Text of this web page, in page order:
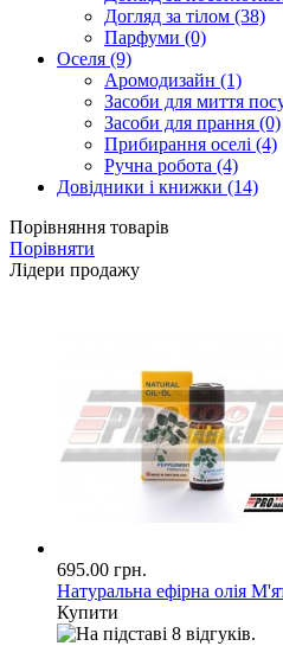
Догляд за тілом (38)
Парфуми (0)
Оселя (9)
Аромодизайн (1)
Засоби для миття
Засоби для прання (0)
Прибирання оселі (4)
Ручна робота (4)
Довідники і книжки (14)
Порівняння товарів
Порівняти
Лідери продажу
695.00 грн.
Натуральна ефірна олія
Купити